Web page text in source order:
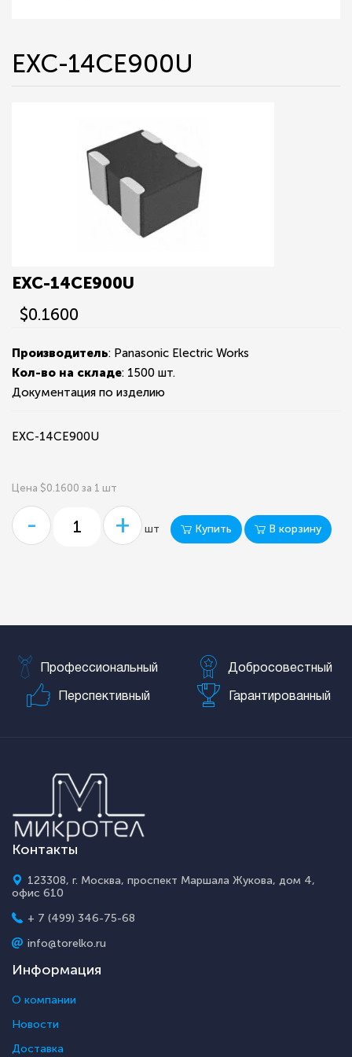
EXC-14CE900U
EXC-14CE900U
$0.1600
Производитель: Panasonic Electric Works
Кол-во на складе: 1500 шт.
Документация по изделию
EXC-14CE900U
Цена $0.1600 за 1 шт
- + шт Купить В корзину
Профессиональный Добросовестный
Перспективный Гарантированный
Контакты
123308, г. Москва, проспект Маршала Жукова, дом 4,
офис 610
+ 7 (499) 346-75-68
info@torelko.ru
Информация
О компании
Новости
Доставка